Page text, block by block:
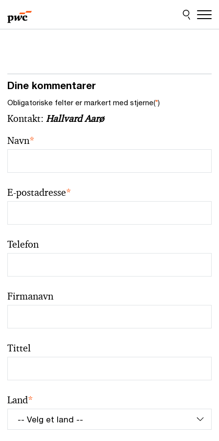
to
content
to
footer
Dine kommentarer
Obligatoriske felter er markert med stjerne(*)
Kontakt: Hallvard Aarø
Navn*
E-postadresse*
Telefon
Firmanavn
Tittel
Land*